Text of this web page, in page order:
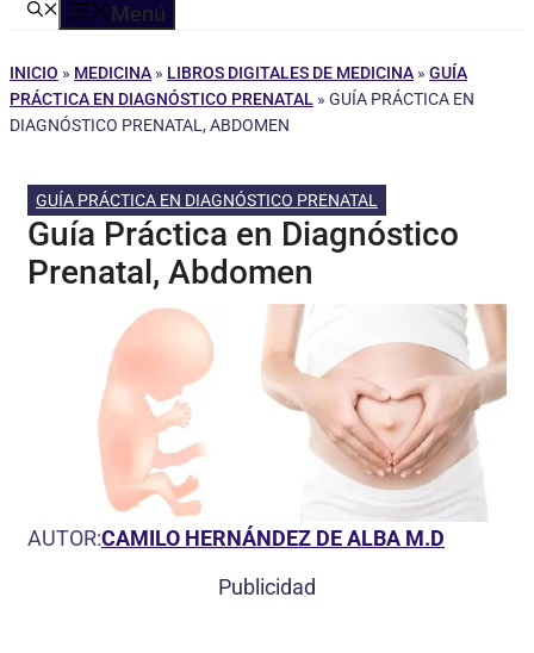
Menú
INICIO » MEDICINA » LIBROS DIGITALES DE MEDICINA » GUÍA
PRÁCTICA EN DIAGNÓSTICO PRENATAL » GUÍA PRÁCTICA EN
DIAGNÓSTICO PRENATAL, ABDOMEN
GUÍA PRÁCTICA EN DIAGNÓSTICO PRENATAL
Guía Práctica en Diagnóstico
Prenatal, Abdomen
AUTOR:CAMILO HERNÁNDEZ DE ALBA M.D
Publicidad